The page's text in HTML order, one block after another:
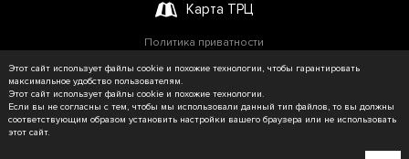
Карта ТРЦ
Политика приватности
Карта сайта
© RETROVILLE, 2026 Все права защищены
Этот сайт использует файлы cookie и похожие технологии, чтобы гарантировать
максимальное удобство пользователям.
Этот сайт использует файлы cookie и похожие технологии.
Если вы не согласны с тем, чтобы мы использовали данный тип файлов, то вы должны
соответствующим образом установить настройки вашего браузера или не использовать
этот сайт.